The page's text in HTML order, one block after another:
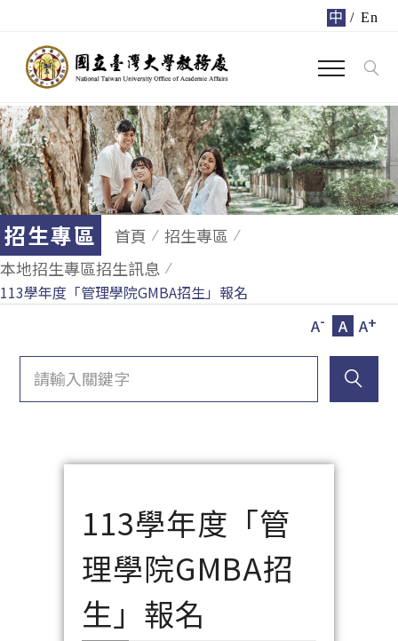
中 / En
招生專區 首頁
招生專區
本地招生專區招生訊息
113學年度「管理學院GMBA招生」報名
A- A A+
113學年度「管
理學院GMBA招
生」報名